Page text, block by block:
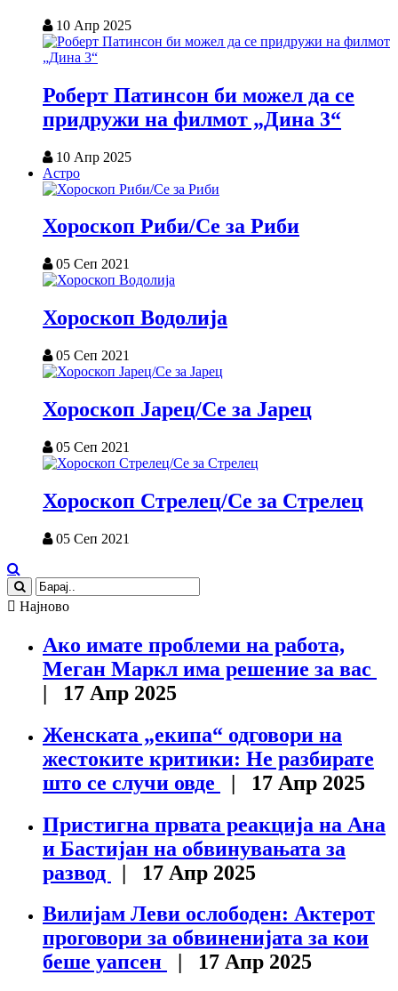
10 Апр 2025
Роберт Патинсон би можел да се
придружи на филмот „Дина 3“
10 Апр 2025
Астро
Хороскоп Риби/Се за Риби
05 Сеп 2021
Хороскоп Водолија
05 Сеп 2021
Хороскоп Јарец/Се за Јарец
05 Сеп 2021
Хороскоп Стрелец/Се за Стрелец
05 Сеп 2021
Најново
Ако имате проблеми на работа,
Меган Маркл има решение за вас
| 17 Апр 2025
Женската „екипа“ одговори на
жестоките критики: Не разбирате
што се случи овде
| 17 Апр 2025
Пристигна првата реакција на Ана
и Бастијан на обвинувањата за
развод
| 17 Апр 2025
Вилијам Леви ослободен: Актерот
проговори за обвиненијата за кои
беше уапсен
| 17 Апр 2025